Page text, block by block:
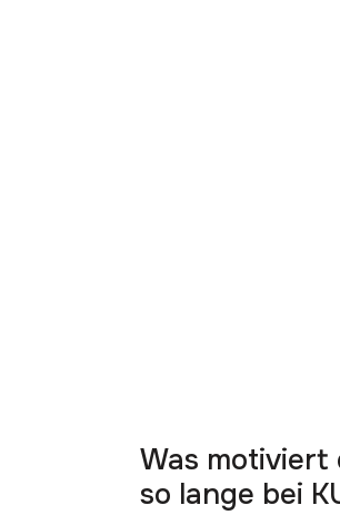
Was motiviert
so lange bei